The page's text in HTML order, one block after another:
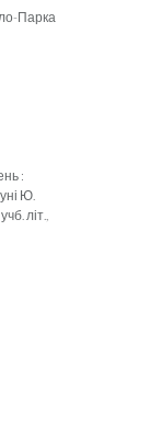
Парка
:
Ю.
літ.,